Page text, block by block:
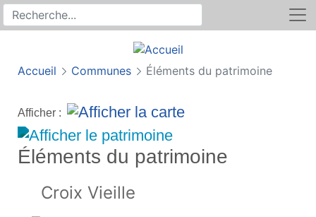
Recherche sur le site
Rechercher
Accueil Communes Éléments du patrimoine
Afficher :
Éléments du patrimoine
Croix Vieille